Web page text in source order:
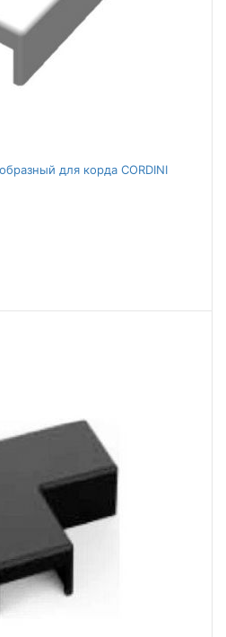
для корда CORDINI